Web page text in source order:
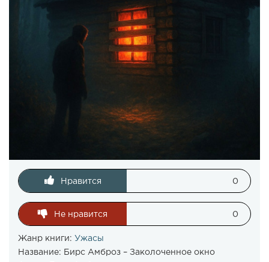
Нравится 0
Не нравится 0
Жанр книги: Ужасы
Название: Бирс Амброз – Заколоченное окно